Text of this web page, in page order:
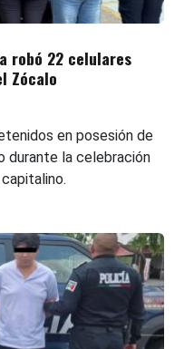
robó 22 celulares
Zócalo
en posesión de
durante la celebración